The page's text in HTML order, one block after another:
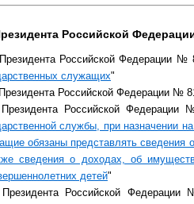
Российской
Российской Федерации №
служащих"
Российской Федерации №
Президента Российской
службы, при назначении
обязаны представлять сведения
сведения о доходах, об
детей"
Президента Российской